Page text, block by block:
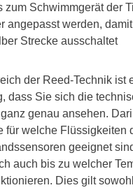
zum Schwimmgerät der
angepasst werden,
Strecke ausschaltet
der Reed-Technik ist
dass Sie sich die
genau ansehen.
für welche Flüssigkeiten
geeignet
auch bis zu welcher
Dies gilt